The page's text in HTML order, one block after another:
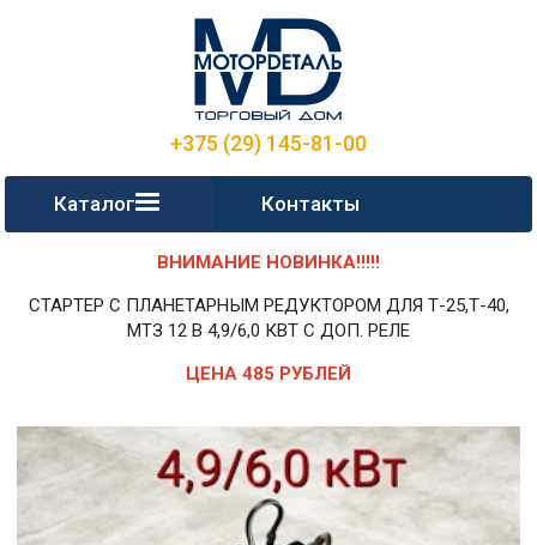
+375 (29) 145-81-00
Каталог Контакты
ВНИМАНИЕ НОВИНКА!!!!!
СТАРТЕР С ПЛАНЕТАРНЫМ РЕДУКТОРОМ ДЛЯ Т-25,Т-40,
МТЗ 12 В 4,9/6,0 КВТ С ДОП. РЕЛЕ
ЦЕНА 485 РУБЛЕЙ